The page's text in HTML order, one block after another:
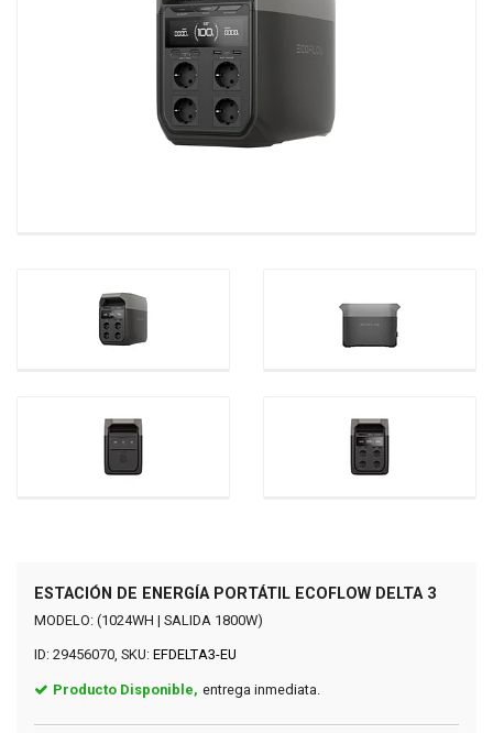
ESTACIÓN DE ENERGÍA PORTÁTIL ECOFLOW DELTA 3
MODELO: (1024WH | SALIDA 1800W)
ID: 29456070, SKU: EFDELTA3-EU
Producto Disponible, entrega inmediata.